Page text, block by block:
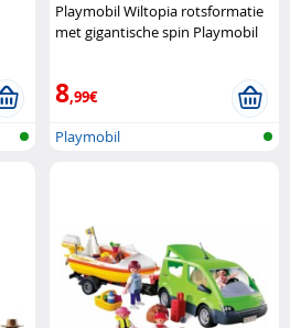
Playmobil Wiltopia rotsformatie
met gigantische spin Playmobil
8,99€
Playmobil